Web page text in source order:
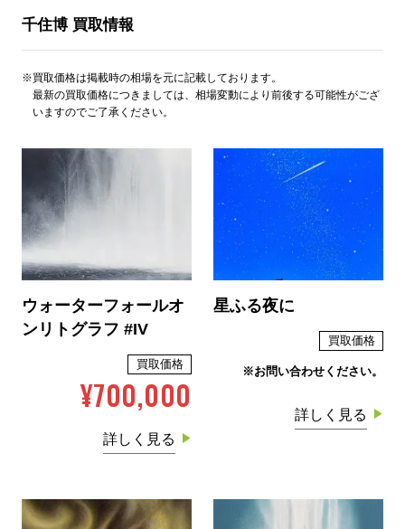
千住博 買取情報
※買取価格は掲載時の相場を元に記載しております。
最新の買取価格につきましては、相場変動により前後する可能性がござ
いますのでご了承ください。
ウォーターフォールオ
ンリトグラフ #IV
買取価格
¥700,000
詳しく見る
星ふる夜に
買取価格
※お問い合わせください。
詳しく見る